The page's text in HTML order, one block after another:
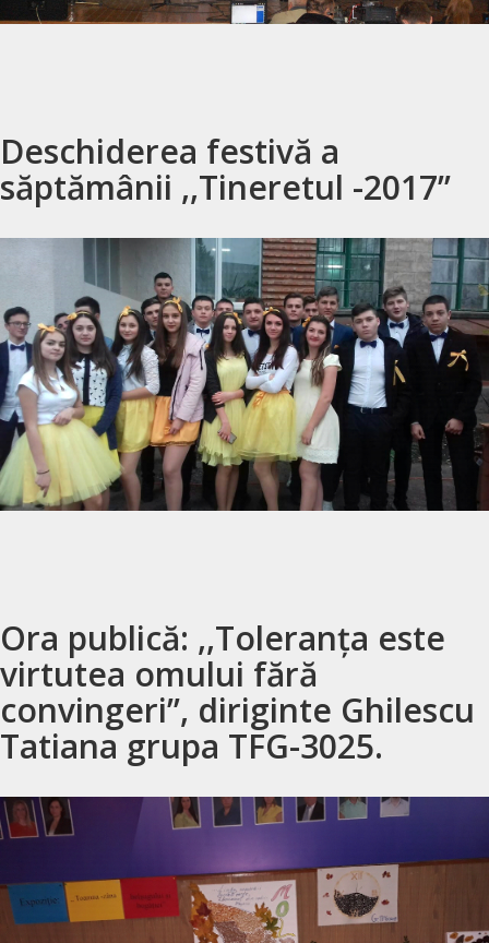
Deschiderea festivă a
săptămânii ,,Tineretul -2017’’
Ora publică: ,,Toleranța este
virtutea omului fără
convingeri’’, diriginte Ghilescu
Tatiana grupa TFG-3025.